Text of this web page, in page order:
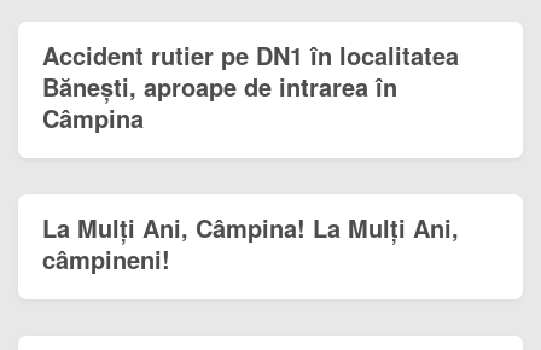
Accident rutier pe DN1 în localitatea
Bănești, aproape de intrarea în
Câmpina
La Mulți Ani, Câmpina! La Mulți Ani,
câmpineni!